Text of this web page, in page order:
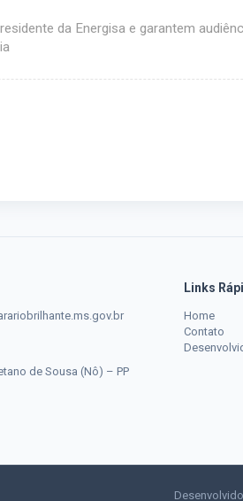
da Energisa e garantem
de Sousa (Nô) – PP
Links
Home
Contato